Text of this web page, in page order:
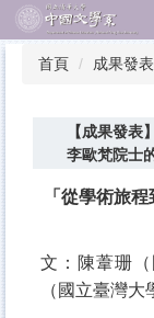
跳
到
首頁 成果發表
【成果發
李歐梵院士
「 從學術旅程
文：陳葦珊
（國立臺灣大